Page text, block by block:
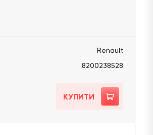
Renault
8200238528
КУПИТИ